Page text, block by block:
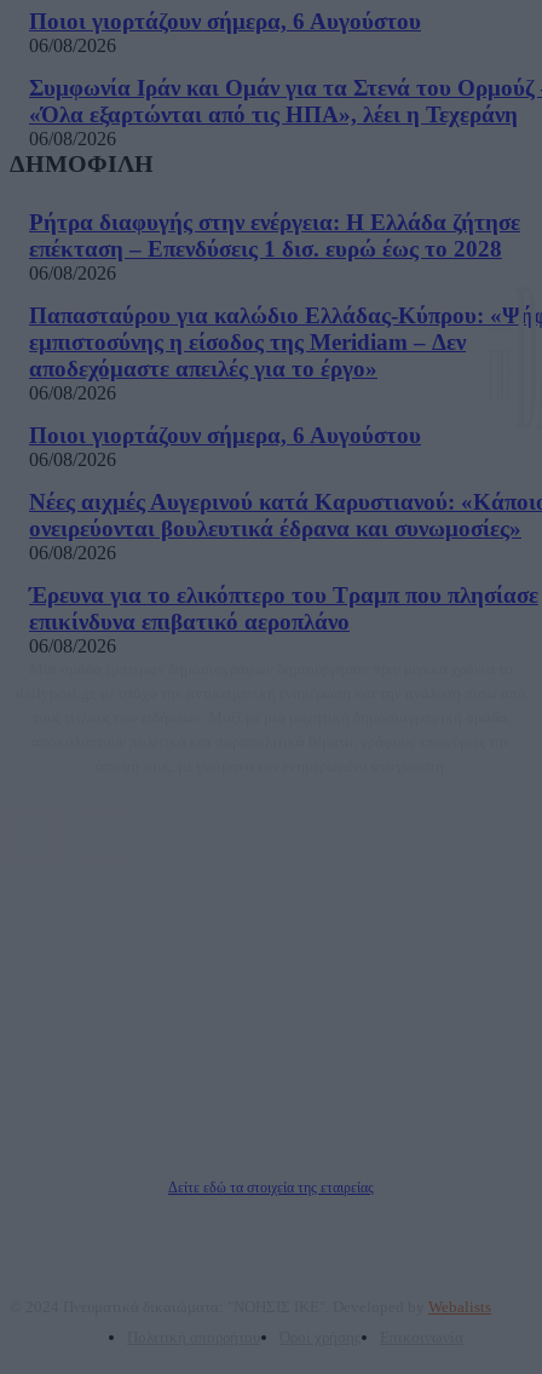
Ποιοι γιορτάζουν σήμερα, 6 Αυγούστου
06/08/2026
Συμφωνία Ιράν και Ομάν για τα Στενά του Ορμούζ
«Όλα εξαρτώνται από τις ΗΠΑ», λέει η Τεχεράνη
06/08/2026
ΔΗΜΟΦΙΛΗ
Ρήτρα διαφυγής στην ενέργεια: Η Ελλάδα ζήτησε
επέκταση – Επενδύσεις 1 δισ. ευρώ έως το 2028
06/08/2026
Παπασταύρου για καλώδιο Ελλάδας-Κύπρου:
εμπιστοσύνης η είσοδος της Meridiam – Δεν
αποδεχόμαστε απειλές για το έργο»
06/08/2026
Ποιοι γιορτάζουν σήμερα, 6 Αυγούστου
06/08/2026
Νέες αιχμές Αυγερινού κατά Καρυστιανού:
ονειρεύονται βουλευτικά έδρανα και συνωμοσίες»
06/08/2026
Έρευνα για το ελικόπτερο του Τραμπ που πλησίασε
επικίνδυνα επιβατικό αεροπλάνο
06/08/2026
Δείτε εδώ τα στοιχεία της εταιρείας
Webalists